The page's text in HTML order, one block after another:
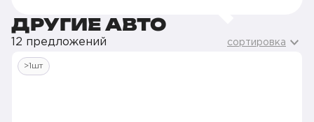
ДРУГИЕ АВТО
12 предложений сортировка
>1шт